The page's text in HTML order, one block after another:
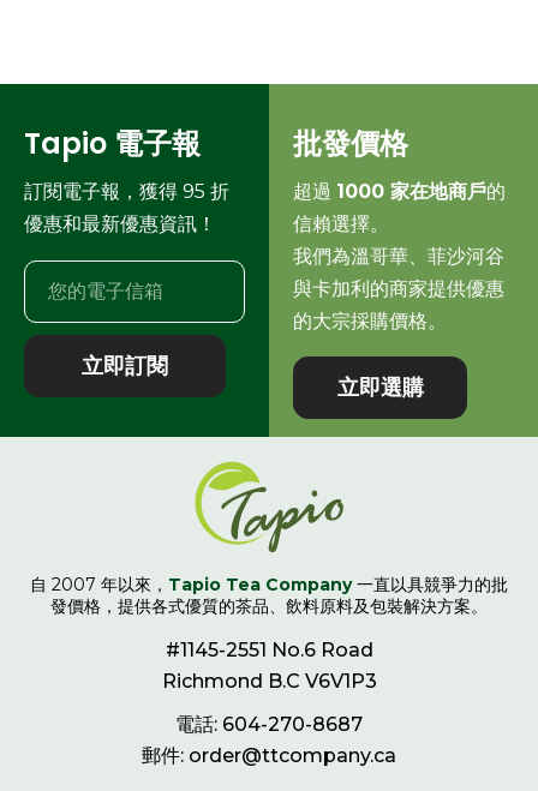
Tapio 電子報
訂閱電子報，獲得 95 折
優惠和最新優惠資訊！
立即訂閱
批發價格
超過 1000 家在地商戶的
信賴選擇。
我們為溫哥華、菲沙河谷
與卡加利的商家提供優惠
的大宗採購價格。
立即選購
自 2007 年以來， Tapio Tea Company 一直以具競爭力的批
發價格，提供各式優質的茶品、飲料原料及包裝解決方案。
#1145-2551 No.6 Road
Richmond B.C V6V1P3
電話: 604-270-8687
郵件: order@ttcompany.ca